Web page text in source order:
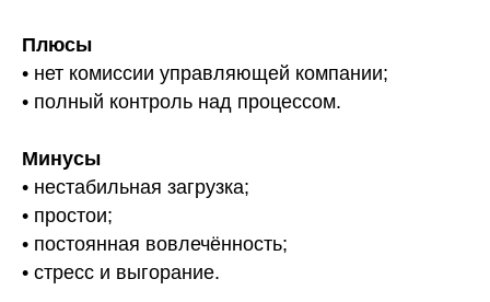
Плюсы
• нет комиссии управляющей компании;
• полный контроль над процессом.
Минусы
• нестабильная загрузка;
• простои;
• постоянная вовлечённость;
• стресс и выгорание.